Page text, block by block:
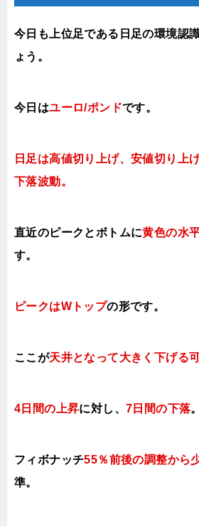
今日も上位足である日足の環境認
ょう 。
今日はユーロ/ポンドです。
日足は高値切り上げ、安値切り上
下落波動。
直近のピークとボトムに黄色の水
す。
ピークはWトップの形です。
ここが天井となって大きく下げる
4日間の上昇に対し、7日間の下落。
フィボナッチ55％前後の調整から
準。